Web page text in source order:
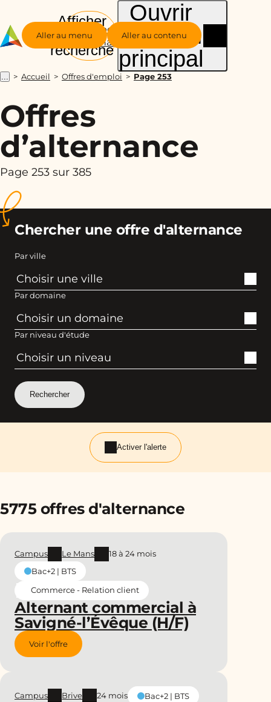
Aller au menu Aller au contenu
Groupe
Alternance
Afficher
la
recherche
Ouvrir
le menu
principal
... Accueil Offres d'emploi Page 253
Offres
d’alternance
Page 253 sur 385
Chercher une offre d'alternance
Par ville
Par domaine
Par niveau d'étude
Activer l'alerte
5775 offres d'alternance
Alternant commercial à
Savigné-l’Évêque (H/F)
Campus Le Mans
18 à 24 mois
Bac+2 | BTS
Commerce - Relation client
Voir l'offre
Campus Brive 24 mois
Bac+2 | BTS